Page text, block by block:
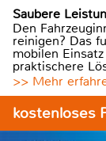
Saubere
Den
reinigen? Das
mobilen
praktischere
>> Mehr
kostenloses